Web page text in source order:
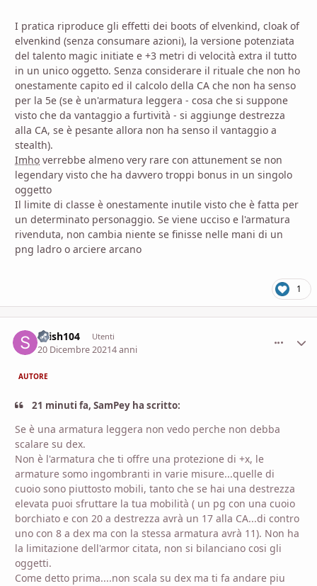
I pratica riproduce gli effetti dei boots of elvenkind, cloak of
elvenkind (senza consumare azioni), la versione potenziata
del talento magic initiate e +3 metri di velocità extra il tutto
in un unico oggetto. Senza considerare il rituale che non ho
onestamente capito ed il calcolo della CA che non ha senso
per la 5e (se è un'armatura leggera - cosa che si suppone
visto che da vantaggio a furtività - si aggiunge destrezza
alla CA, se è pesante allora non ha senso il vantaggio a
stealth).
Imho verrebbe almeno very rare con attunement se non
legendary visto che ha davvero troppi bonus in un singolo
oggetto
Il limite di classe è onestamente inutile visto che è fatta per
un determinato personaggio. Se viene ucciso e l'armatura
rivenduta, non cambia niente se finisse nelle mani di un
png ladro o arciere arcano
1
shish104 Utenti
20 Dicembre 20214 anni
AUTORE
21 minuti fa, SamPey ha scritto:
Se è una armatura leggera non vedo perche non debba
scalare su dex.
Non è l'armatura che ti offre una protezione di +x, le
armature somo ingombranti in varie misure...quelle di
cuoio sono piuttosto mobili, tanto che se hai una destrezza
elevata puoi sfruttare la tua mobilità ( un pg con una cuoio
borchiato e con 20 a destrezza avrà un 17 alla CA...di contro
uno con 8 a dex ma con la stessa armatura avrà 11). Non ha
la limitazione dell'armor citata, non si bilanciano cosi gli
oggetti.
Come detto prima....non scala su dex ma ti fa andare piu